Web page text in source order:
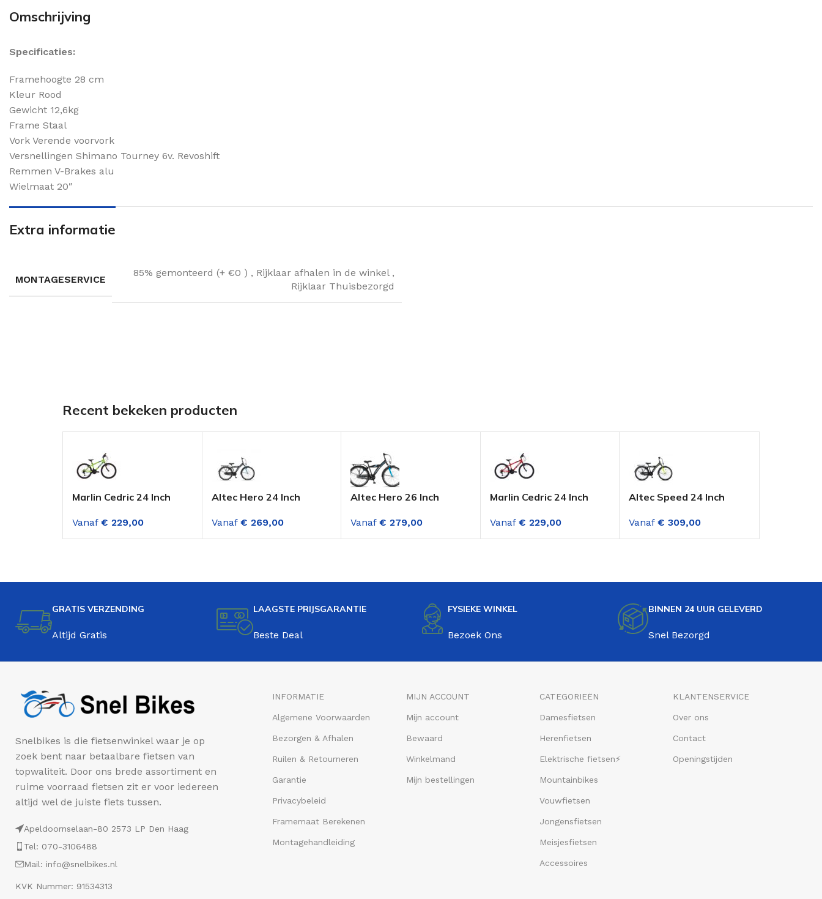
Omschrijving
Specificaties:
Framehoogte 28 cm
Kleur Rood
Gewicht 12,6kg
Frame Staal
Vork Verende voorvork
Versnellingen Shimano Tourney 6v. Revoshift
Remmen V-Brakes alu
Wielmaat 20″
Extra informatie
MONTAGESERVICE
85% gemonteerd (+ €0 ) , Rijklaar afhalen in de winkel ,
Rijklaar Thuisbezorgd
Recent bekeken producten
Marlin Cedric 24 Inch
versnellingen jongens
Groen
Vanaf € 229,00
Altec Hero 24 Inch
Blue
Vanaf € 269,00
Altec Hero 26 Inch
Blue
Vanaf € 279,00
Marlin Cedric 24 Inch
versnellingen jongens
Rood
Vanaf € 229,00
Altec Speed 24 Inch
versnellingen Lime
Green
Vanaf € 309,00
GRATIS VERZENDING
Altijd Gratis
LAAGSTE PRIJSGARANTIE
Beste Deal
FYSIEKE WINKEL
Bezoek Ons
BINNEN 24 UUR GELEVERD
Snel Bezorgd
Snelbikes is die fietsenwinkel waar je op
zoek bent naar betaalbare fietsen van
topwaliteit. Door ons brede assortiment en
ruime voorraad fietsen zit er voor iedereen
altijd wel de juiste fiets tussen.
Apeldoornselaan-80 2573 LP Den Haag
Tel: 070-3106488
Mail: info@snelbikes.nl
KVK Nummer: 91534313
INFORMATIE
Algemene Voorwaarden
Bezorgen & Afhalen
Ruilen & Retourneren
Garantie
Privacybeleid
Framemaat Berekenen
Montagehandleiding
MIJN ACCOUNT
Mijn account
Bewaard
Winkelmand
Mijn bestellingen
CATEGORIEËN
Damesfietsen
Herenfietsen
Elektrische fietsen⚡
Mountainbikes
Vouwfietsen
Jongensfietsen
Meisjesfietsen
Accessoires
KLANTENSERVICE
Over ons
Contact
Openingstijden